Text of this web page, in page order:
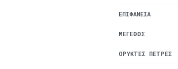
ΕΠΙΦΆΝΕΙΑ
ΜΈΓΕΘΟΣ
ΟΡΥΚΤΈΣ ΠΈΤΡΕΣ